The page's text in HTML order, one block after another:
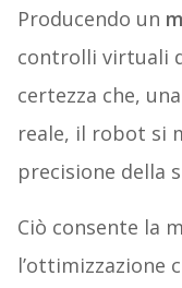
Producendo un
controlli virtuali
certezza che,
reale, il robot si
precisione della
Ciò consente la
l’ottimizzazione